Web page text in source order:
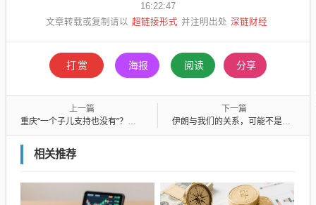
16:22:47
文章转载或复制请以 超链接形式 并注明出处 深链财经
打赏 海报 阅读 分享
上一篇
重庆“一个子儿支持也没有”？该有一个官方态度正面回应张雪！
下一篇
伊朗与我们的关系，可能不是你想的那样
相关推荐